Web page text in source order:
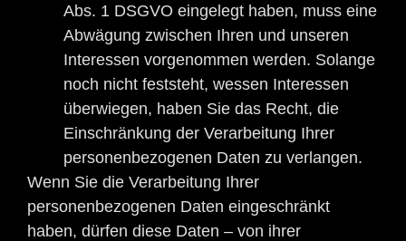
Abs. 1 DSGVO eingelegt haben, muss eine
Abwägung zwischen Ihren und unseren
Interessen vorgenommen werden. Solange
noch nicht feststeht, wessen Interessen
überwiegen, haben Sie das Recht, die
Einschränkung der Verarbeitung Ihrer
personenbezogenen Daten zu verlangen.
Wenn Sie die Verarbeitung Ihrer
personenbezogenen Daten eingeschränkt
haben, dürfen diese Daten – von ihrer